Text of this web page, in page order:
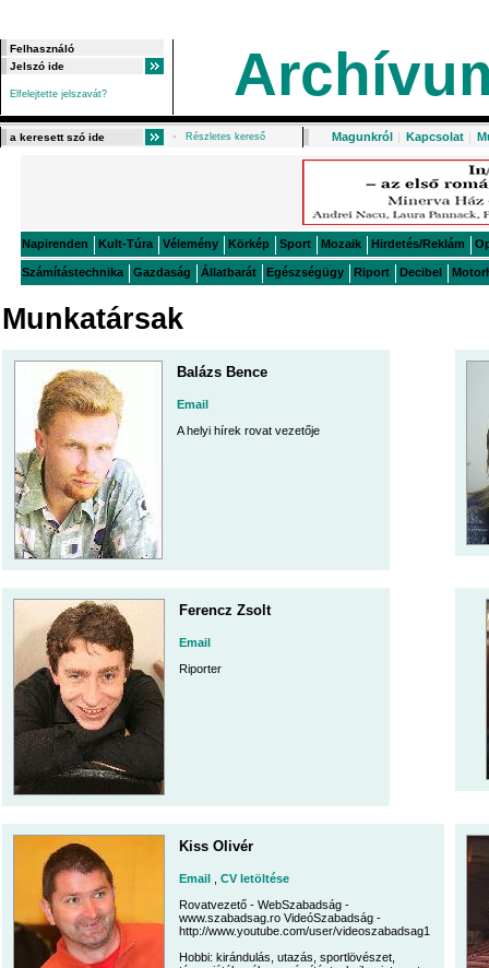
Elfelejtette jelszavát?
Részletes kereső Magunkról | Kapcsolat |
Napirenden Kult-Túra Vélemény Körkép Sport Mozaik Hirdetés/Reklám
Számítástechnika Gazdaság Állatbarát Egészségügy Riport Decibel
Munkatársak
Balázs Bence
Email
A helyi hírek rovat vezetője
Ferencz Zsolt
Email
Riporter
Kiss Olivér
Email
CV letöltése
Rovatvezető - WebSzabadság -
www.szabadsag.ro VideóSzabadság -
http://www.youtube.com/user/videoszabadsag1
Hobbi: kirándulás, utazás, sportlövészet,